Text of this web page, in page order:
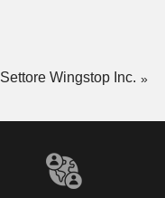
Settore Wingstop Inc.